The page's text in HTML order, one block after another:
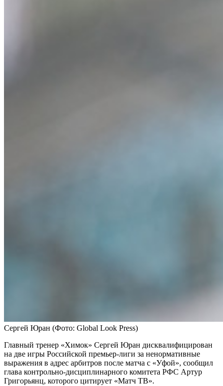
Сергей Юран (Фото: Global Look Press)
Главный тренер «Химок» Сергей Юран дисквалифицирован
на две игры Российской премьер-лиги за ненормативные
выражения в адрес арбитров после матча с «Уфой», сообщил
глава контрольно-дисциплинарного комитета РФС Артур
Григорьянц, которого цитирует «Матч ТВ».